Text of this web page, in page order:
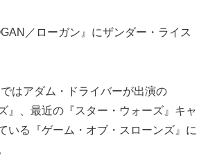
／ローガン』にザンダー・ライス
はアダム・ドライバーが出演の
』、最近の『スター・ウォーズ』キャ
いる『ゲーム・オブ・スローンズ』に